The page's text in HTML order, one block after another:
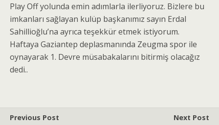
Play Off yolunda emin adımlarla ilerliyoruz. Bizlere bu
imkanları sağlayan kulüp başkanımız sayın Erdal
Sahillioğlu’na ayrıca teşekkür etmek istiyorum.
Haftaya Gaziantep deplasmanında Zeugma spor ile
oynayarak 1. Devre müsabakalarını bitirmiş olacağız
dedi..
Previous Post
Next Post